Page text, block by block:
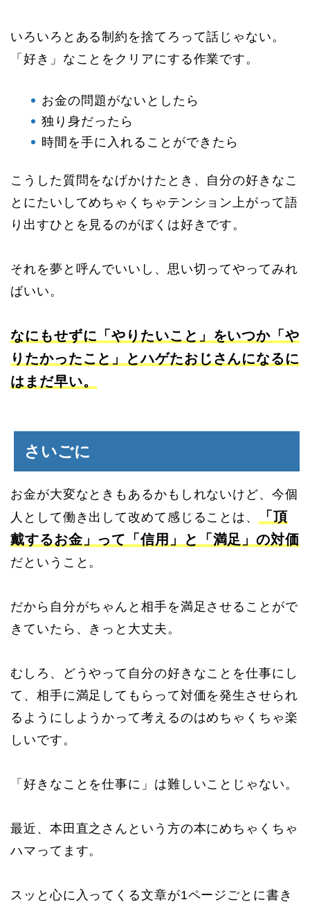
いろいろとある制約を捨てろって話じゃない。
「好き」なことをクリアにする作業です。
お金の問題がないとしたら
独り身だったら
時間を手に入れることができたら
こうした質問をなげかけたとき、自分の好きなこ
とにたいしてめちゃくちゃテンション上がって語
り出すひとを見るのがぼくは好きです。
それを夢と呼んでいいし、思い切ってやってみれ
ばいい。
なにもせずに「やりたいこと」をいつか「や
りたかったこと」とハゲたおじさんになるに
はまだ早い。
さいごに
お金が大変なときもあるかもしれないけど、今個
人として働き出して改めて感じることは、
「頂
戴するお金」って「信用」と「満足」の対価
だということ。
だから自分がちゃんと相手を満足させることがで
きていたら、きっと大丈夫。
むしろ、どうやって自分の好きなことを仕事にし
て、相手に満足してもらって対価を発生させられ
るようにしようかって考えるのはめちゃくちゃ楽
しいです。
「好きなことを仕事に」は難しいことじゃない。
最近、本田直之さんという方の本にめちゃくちゃ
ハマってます。
スッと心に入ってくる文章が1ページごとに書き